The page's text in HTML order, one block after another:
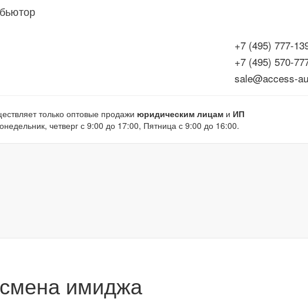
+7 (495) 777-
+7 (495) 570-
sale@access-
только оптовые продажи юридическим лицами ИП
четверг с 9:00 до 17:00, Пятница с 9:00 до 16:00.
имиджа